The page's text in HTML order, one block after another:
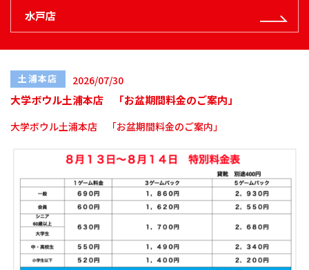
水戸店
土浦本店 2026/07/30
大学ボウル土浦本店 「お盆期間料金のご案内」
大学ボウル土浦本店 「お盆期間料金のご案内」